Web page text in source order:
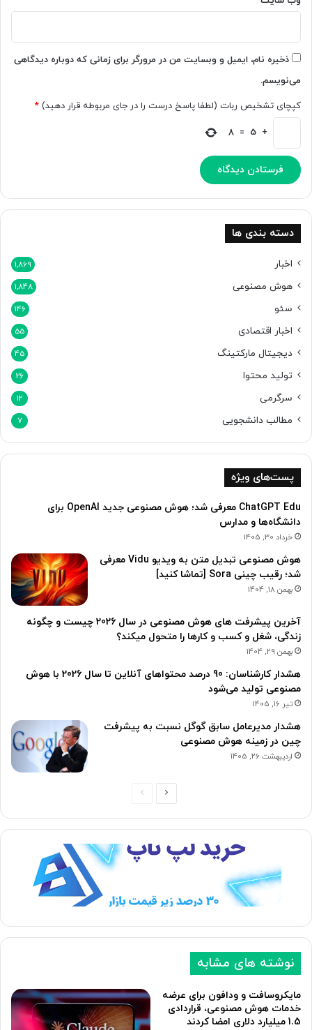
س
ز
د
ر
ا
ر
م
ذخیره نام، ایمیل و وبسایت من در مرورگر برای زمانی که دوباره دیدگاهی
می‌نویسم.
کپچای تشخیص ربات (لطفا پاسخ درست را در جای مربوطه قرار دهید) *
+
5
=
8
دسته بندی ها
اخبار 1,869
هوش مصنوعی 1,848
سئو 146
اخبار اقتصادی 55
دیجیتال مارکتینگ 45
تولید محتوا 26
سرگرمی 12
مطالب دانشجویی 7
پست‌های ویژه
ChatGPT Edu معرفی شد؛ هوش مصنوعی جدید OpenAI برای
دانشگاه‌ها و مدارس
خرداد 30, 1405
هوش مصنوعی تبدیل متن به ویدیو Vidu معرفی
شد؛ رقیب چینی Sora [تماشا کنید]
بهمن 18, 1404
آخرین پیشرفت های هوش مصنوعی در سال 2026 چیست و چگونه
زندگی، شغل و کسب و کارها را متحول میکند؟
بهمن 29, 1404
هشدار کارشناسان: 90 درصد محتواهای آنلاین تا سال 2026 با هوش
مصنوعی تولید می‌شود
تیر 16, 1405
هشدار مدیرعامل سابق گوگل نسبت به پیشرفت
چین در زمینه هوش مصنوعی
اردیبهشت 26, 1405
ح
ه
ی
ح
ه
ی
نوشته های مشابه
مایکروسافت و ودافون برای عرضه
خدمات هوش مصنوعی، قراردادی
1.5 میلیارد دلاری امضا کردند